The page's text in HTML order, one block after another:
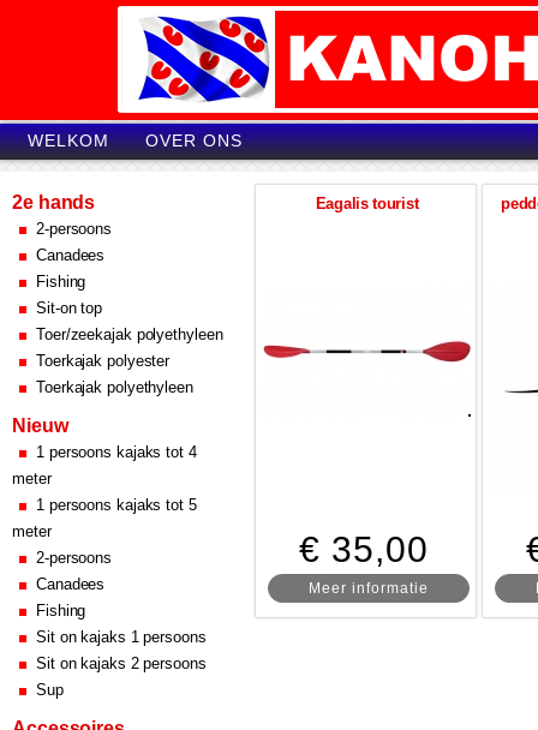
WELKOM OVER ONS
2e hands
2-persoons
Canadees
Fishing
Sit-on top
Toer/zeekajak polyethyleen
Toerkajak polyester
Toerkajak polyethyleen
Nieuw
1 persoons kajaks tot 4
meter
1 persoons kajaks tot 5
meter
2-persoons
Canadees
Fishing
Sit on kajaks 1 persoons
Sit on kajaks 2 persoons
Sup
Eagalis tourist
€ 35,00
Meer informatie